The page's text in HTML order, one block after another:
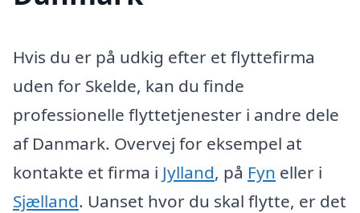
Hvis du er på udkig efter et flyttefirma
uden for Skelde, kan du finde
professionelle flyttetjenester i andre dele
af Danmark. Overvej for eksempel at
kontakte et firma i Jylland, på Fyn eller i
Sjælland. Uanset hvor du skal flytte, er det